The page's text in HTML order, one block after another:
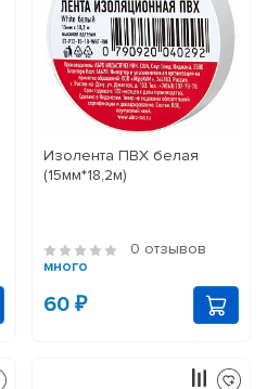
Изолента ПВХ белая
(15мм*18,2м)
0 отзывов
много
60 ₽